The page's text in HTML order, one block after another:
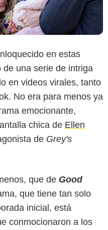
en estas
una serie de intriga
en videos virales, tanto
No era para menos ya
emocionante,
chica de Ellen
de Grey's
que de Good
que tiene tan solo
inicial, está
conmocionaron a los